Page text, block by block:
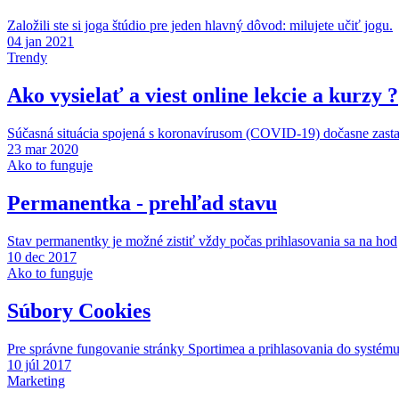
Založili ste si joga štúdio pre jeden hlavný dôvod: milujete učiť jogu.
04 jan 2021
Trendy
Ako vysielať a viest online lekcie a kurzy ?
Súčasná situácia spojená s koronavírusom (COVID-19) dočasne
23 mar 2020
Ako to funguje
Permanentka - prehľad stavu
Stav permanentky je možné zistiť vždy počas prihlasovania sa na hod
10 dec 2017
Ako to funguje
Súbory Cookies
Pre správne fungovanie stránky Sportimea a prihlasovania do systému
10 júl 2017
Marketing